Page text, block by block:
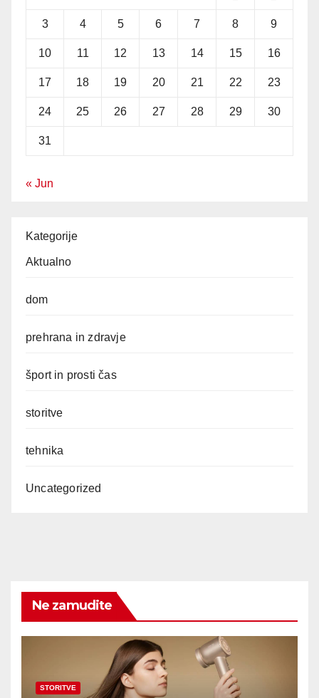
3 4 5 6 7 8 9
10 11 12 13 14 15 16
17 18 19 20 21 22 23
24 25 26 27 28 29 30
31
« Jun
Kategorije
Aktualno
dom
prehrana in zdravje
šport in prosti čas
storitve
tehnika
Uncategorized
Ne zamudite
STORITVE